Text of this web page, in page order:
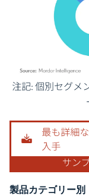
画像 © Mordor
製品カテゴリー